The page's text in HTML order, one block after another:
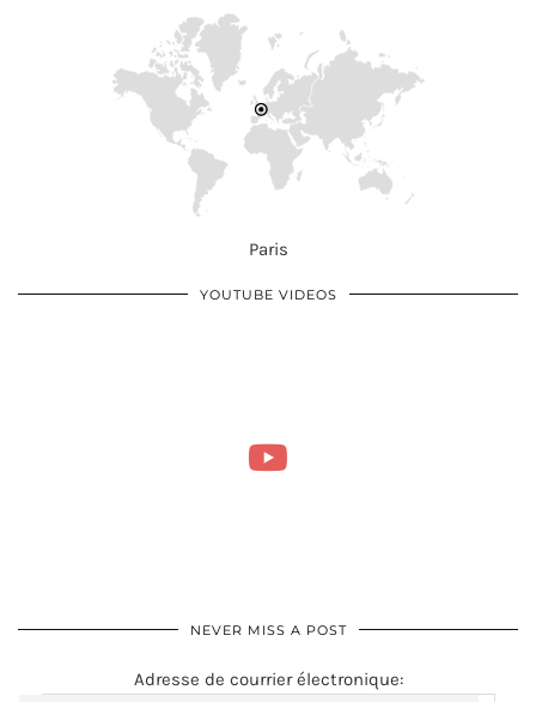
Paris
YOUTUBE VIDEOS
NEVER MISS A POST
Adresse de courrier électronique: